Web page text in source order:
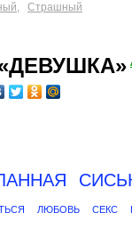
, Страшный
ЛЮБОВЬ СЕКС